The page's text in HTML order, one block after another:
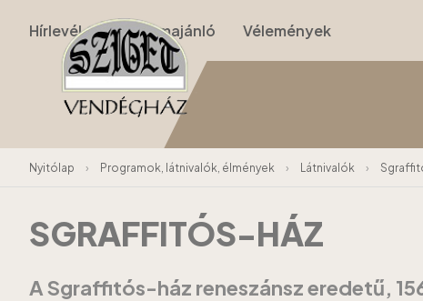
Hírlevél Programajánló Vélemények
Nyitólap › Programok, látnivalók, élmények › Látnivalók ›
SGRAFFITÓS-HÁZ
A Sgraffitós-ház reneszánsz eredetű,